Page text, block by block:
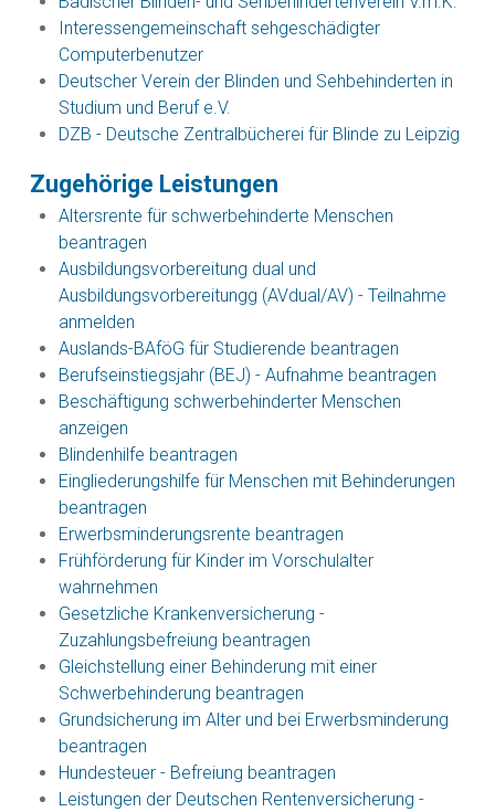
Interessengemeinschaft sehgeschädigter
Computerbenutzer
Deutscher Verein der Blinden und Sehbehinderten in
Studium und Beruf e.V.
DZB - Deutsche Zentralbücherei für Blinde zu Leipzig
Zugehörige Leistungen
Altersrente für schwerbehinderte Menschen
beantragen
Ausbildungsvorbereitung dual und
Ausbildungsvorbereitungg (AVdual/AV) - Teilnahme
anmelden
Auslands-BAföG für Studierende beantragen
Berufseinstiegsjahr (BEJ) - Aufnahme beantragen
Beschäftigung schwerbehinderter Menschen
anzeigen
Blindenhilfe beantragen
Eingliederungshilfe für Menschen mit Behinderungen
beantragen
Erwerbsminderungsrente beantragen
Frühförderung für Kinder im Vorschulalter
wahrnehmen
Gesetzliche Krankenversicherung -
Zuzahlungsbefreiung beantragen
Gleichstellung einer Behinderung mit einer
Schwerbehinderung beantragen
Grundsicherung im Alter und bei Erwerbsminderung
beantragen
Hundesteuer - Befreiung beantragen
Leistungen der Deutschen Rentenversicherung -